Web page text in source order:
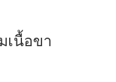
เนื้อขา